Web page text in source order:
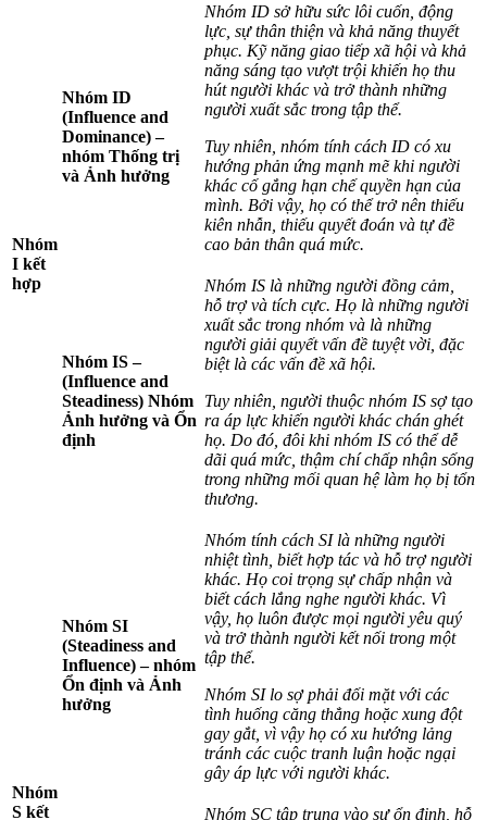
Nhóm
I kết
hợp
Nhóm ID
(Influence and
Dominance) –
nhóm Thống trị
và Ảnh hưởng
Nhóm ID sở hữu sức lôi cuốn, động
lực, sự thân thiện và khả năng thuyết
phục. Kỹ năng giao tiếp xã hội và khả
năng sáng tạo vượt trội khiến họ thu
hút người khác và trở thành những
người xuất sắc trong tập thể.
Tuy nhiên, nhóm tính cách ID có xu
hướng phản ứng mạnh mẽ khi người
khác cố gắng hạn chế quyền hạn của
mình. Bởi vậy, họ có thể trở nên thiếu
kiên nhẫn, thiếu quyết đoán và tự đề
cao bản thân quá mức.
Nhóm IS –
(Influence and
Steadiness) Nhóm
Ảnh hưởng và Ổn
định
Nhóm IS là những người đồng cảm,
hỗ trợ và tích cực. Họ là những người
xuất sắc trong nhóm và là những
người giải quyết vấn đề tuyệt vời, đặc
biệt là các vấn đề xã hội.
Tuy nhiên, người thuộc nhóm IS sợ tạo
ra áp lực khiến người khác chán ghét
họ. Do đó, đôi khi nhóm IS có thể dễ
dãi quá mức, thậm chí chấp nhận sống
trong những mối quan hệ làm họ bị tổn
thương.
Nhóm
S kết
Nhóm SI
(Steadiness and
Influence) – nhóm
Ổn định và Ảnh
hưởng
Nhóm tính cách SI là những người
nhiệt tình, biết hợp tác và hỗ trợ người
khác. Họ coi trọng sự chấp nhận và
biết cách lắng nghe người khác. Vì
vậy, họ luôn được mọi người yêu quý
và trở thành người kết nối trong một
tập thể.
Nhóm SI lo sợ phải đối mặt với các
tình huống căng thẳng hoặc xung đột
gay gắt, vì vậy họ có xu hướng lảng
tránh các cuộc tranh luận hoặc ngại
gây áp lực với người khác.
Nhóm SC tập trung vào sự ổn định, hỗ